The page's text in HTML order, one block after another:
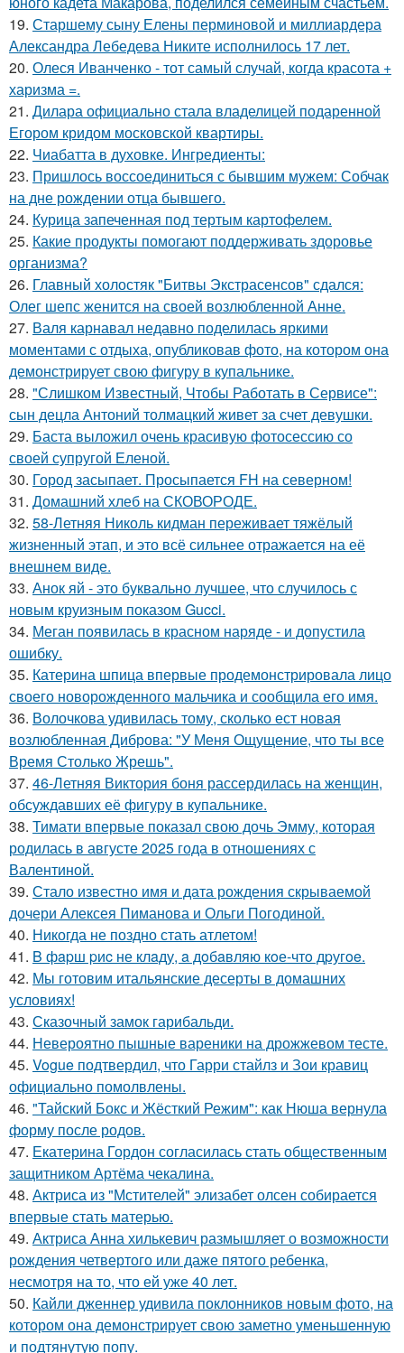
19. Старшему сыну Елены перминовой и миллиардера
Александра Лебедева Никите исполнилось 17 лет.
20. Олеся Иванченко - тот самый случай, когда красота +
харизма =.
21. Дилара официально стала владелицей подаренной
Егором кридом московской квартиры.
22. Чиабатта в духовке. Ингредиенты:
23. Пришлось воссоединиться с бывшим мужем: Собчак
на дне рождении отца бывшего.
24. Курица запеченная под тертым картофелем.
25. Какие продукты помогают поддерживать здоровье
организма?
26. Главный холостяк "Битвы Экстрасенсов" сдался:
Олег шепс женится на своей возлюбленной Анне.
27. Валя карнавал недавно поделилась яркими
моментами с отдыха, опубликовав фото, на котором она
демонстрирует свою фигуру в купальнике.
28. "Слишком Известный, Чтобы Работать в Сервисе":
сын децла Антоний толмацкий живет за счет девушки.
29. Баста выложил очень красивую фотосессию со
своей супругой Еленой.
30. Город засыпает. Просыпается FH на северном!
31. Домашний хлеб на СКОВОРОДЕ.
32. 58-Летняя Николь кидман переживает тяжёлый
жизненный этап, и это всё сильнее отражается на её
внешнем виде.
33. Анок яй - это буквально лучшее, что случилось с
новым круизным показом Gucci.
34. Меган появилась в красном наряде - и допустила
ошибку.
35. Катерина шпица впервые продемонстрировала лицо
своего новорожденного мальчика и сообщила его имя.
36. Волочкова удивилась тому, сколько ест новая
возлюбленная Диброва: "У Меня Ощущение, что ты все
Время Столько Жрешь".
37. 46-Летняя Виктория боня рассердилась на женщин,
обсуждавших её фигуру в купальнике.
38. Тимати впервые показал свою дочь Эмму, которая
родилась в августе 2025 года в отношениях с
Валентиной.
39. Стало известно имя и дата рождения скрываемой
дочери Алексея Пиманова и Ольги Погодиной.
40. Никогда не поздно стать атлетом!
41. B фapш pиc не клaду, a дoбaвляю кoе-чтo дpугoe.
42. Мы готовим итальянские десерты в домашних
условиях!
43. Сказочный замок гарибальди.
44. Невероятно пышные вареники на дрожжевом тесте.
45. Vogue подтвердил, что Гарри стайлз и Зои кравиц
официально помолвлены.
46. "Тайский Бокс и Жёсткий Режим": как Нюша вернула
форму после родов.
47. Екатерина Гордон согласилась стать общественным
защитником Артёма чекалина.
48. Актриса из "Мстителей" элизабет олсен собирается
впервые стать матерью.
49. Актриса Анна хилькевич размышляет о возможности
рождения четвертого или даже пятого ребенка,
несмотря на то, что ей уже 40 лет.
50. Кайли дженнер удивила поклонников новым фото, на
котором она демонстрирует свою заметно уменьшенную
и подтянутую попу.